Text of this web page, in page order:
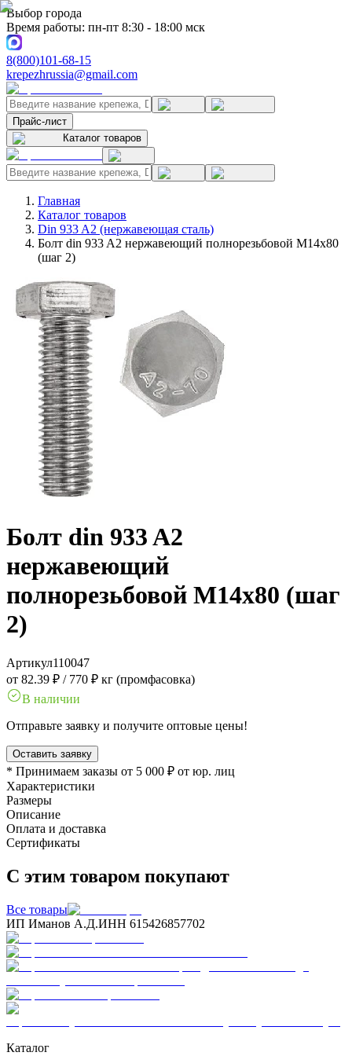
Выбор города
Время работы: пн-пт 8:30 - 18:00 мск
8(800)101-68-15
krepezhrussia@gmail.com
Прайс-лист
Каталог товаров
Главная
Каталог товаров
Din 933 A2 (нержавеющая сталь)
Болт din 933 A2 нержавеющий полнорезьбовой M14x80
(шаг 2)
Болт din 933 A2
нержавеющий
полнорезьбовой M14x80 (шаг
2)
Артикул110047
от 82.39 ₽ / 770 ₽ кг (промфасовка)
В наличии
Отправьте заявку и получите оптовые цены!
Оставить заявку
* Принимаем заказы от 5 000 ₽ от юр. лиц
Характеристики
Размеры
Описание
Оплата и доставка
Сертификаты
С этим товаром покупают
Все товары
ИП Иманов А.Д.ИНН 615426857702
Каталог